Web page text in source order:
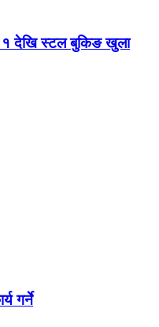
१ देखि स्टल बुकिङ खुला
गर्ने